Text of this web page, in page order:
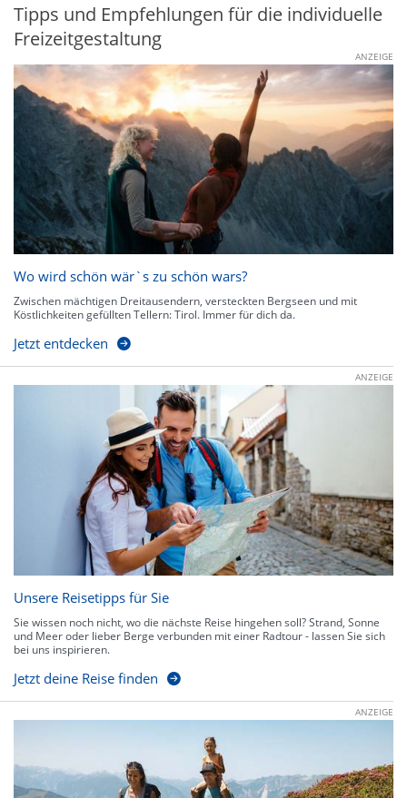
Tipps und Empfehlungen für die individuelle
Freizeitgestaltung
ANZEIGE
Wo wird schön wär`s zu schön wars?
Zwischen mächtigen Dreitausendern, versteckten Bergseen und mit
Köstlichkeiten gefüllten Tellern: Tirol. Immer für dich da.
Jetzt entdecken
ANZEIGE
Unsere Reisetipps für Sie
Sie wissen noch nicht, wo die nächste Reise hingehen soll? Strand, Sonne
und Meer oder lieber Berge verbunden mit einer Radtour - lassen Sie sich
bei uns inspirieren.
Jetzt deine Reise finden
ANZEIGE